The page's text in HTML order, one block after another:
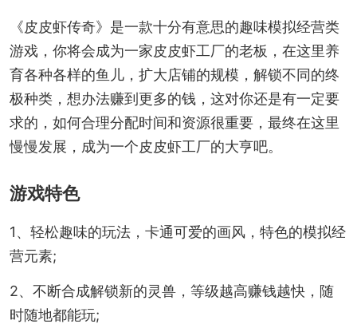
《皮皮虾传奇》是一款十分有意思的趣味模拟经营类
游戏，你将会成为一家皮皮虾工厂的老板，在这里养
育各种各样的鱼儿，扩大店铺的规模，解锁不同的终
极种类，想办法赚到更多的钱，这对你还是有一定要
求的，如何合理分配时间和资源很重要，最终在这里
慢慢发展，成为一个皮皮虾工厂的大亨吧。
游戏特色
1、轻松趣味的玩法，卡通可爱的画风，特色的模拟经
营元素;
2、不断合成解锁新的灵兽，等级越高赚钱越快，随
时随地都能玩;